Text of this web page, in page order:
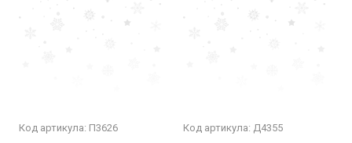
Код артикула: П3626 Код артикула: Д4355